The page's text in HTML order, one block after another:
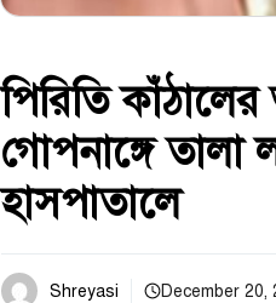
পিরিতি
গোপনাঙ্গে
হাসপাতালে
Shreyasi December 20,